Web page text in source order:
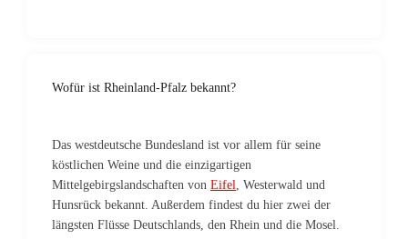
Wofür ist Rheinland-Pfalz bekannt?
Das westdeutsche Bundesland ist vor allem für seine
köstlichen Weine und die einzigartigen
Mittelgebirgslandschaften von Eifel , Westerwald und
Hunsrück bekannt. Außerdem findest du hier zwei der
längsten Flüsse Deutschlands, den Rhein und die Mosel.